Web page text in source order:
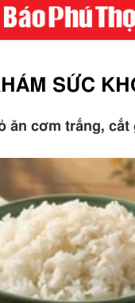
SỨC
ăn cơm trắng, cắt